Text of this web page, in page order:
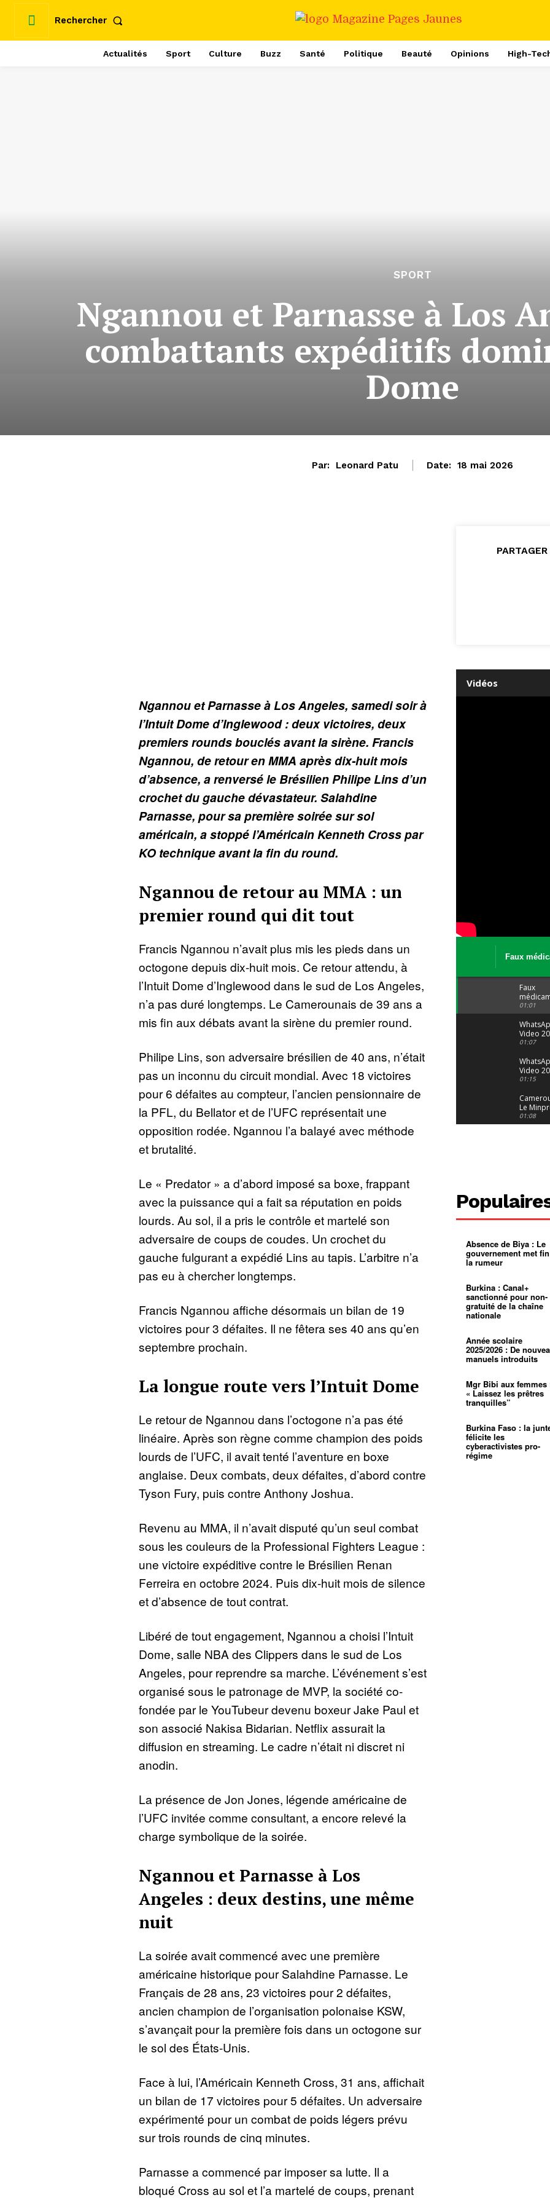
Rechercher
Actualités Sport Culture Buzz Santé Politique Beauté Opinions High-
SPORT
Ngannou et Parnasse à Los
combattants expéditifs
Dome
Par: Leonard Patu Date: 18 mai 2026
Ngannou et Parnasse à Los Angeles, samedi soir à
l’Intuit Dome d’Inglewood : deux victoires, deux
premiers rounds bouclés avant la sirène. Francis
Ngannou, de retour en MMA après dix-huit mois
d’absence, a renversé le Brésilien Philipe Lins d’un
crochet du gauche dévastateur. Salahdine
Parnasse, pour sa première soirée sur sol
américain, a stoppé l’Américain Kenneth Cross par
KO technique avant la fin du round.
Ngannou de retour au MMA : un
premier round qui dit tout
Francis Ngannou n’avait plus mis les pieds dans un
octogone depuis dix-huit mois. Ce retour attendu, à
l’Intuit Dome d’Inglewood dans le sud de Los Angeles,
n’a pas duré longtemps. Le Camerounais de 39 ans a
mis fin aux débats avant la sirène du premier round.
Philipe Lins, son adversaire brésilien de 40 ans, n’était
pas un inconnu du circuit mondial. Avec 18 victoires
pour 6 défaites au compteur, l’ancien pensionnaire de
la PFL, du Bellator et de l’UFC représentait une
opposition rodée. Ngannou l’a balayé avec méthode
et brutalité.
Le « Predator » a d’abord imposé sa boxe, frappant
avec la puissance qui a fait sa réputation en poids
lourds. Au sol, il a pris le contrôle et martelé son
adversaire de coups de coudes. Un crochet du
gauche fulgurant a expédié Lins au tapis. L’arbitre n’a
pas eu à chercher longtemps.
Francis Ngannou affiche désormais un bilan de 19
victoires pour 3 défaites. Il ne fêtera ses 40 ans qu’en
septembre prochain.
La longue route vers l’Intuit Dome
Le retour de Ngannou dans l’octogone n’a pas été
linéaire. Après son règne comme champion des poids
lourds de l’UFC, il avait tenté l’aventure en boxe
anglaise. Deux combats, deux défaites, d’abord contre
Tyson Fury, puis contre Anthony Joshua.
Revenu au MMA, il n’avait disputé qu’un seul combat
sous les couleurs de la Professional Fighters League :
une victoire expéditive contre le Brésilien Renan
Ferreira en octobre 2024. Puis dix-huit mois de silence
et d’absence de tout contrat.
Libéré de tout engagement, Ngannou a choisi l’Intuit
Dome, salle NBA des Clippers dans le sud de Los
Angeles, pour reprendre sa marche. L’événement s’est
organisé sous le patronage de MVP, la société co-
fondée par le YouTubeur devenu boxeur Jake Paul et
son associé Nakisa Bidarian. Netflix assurait la
diffusion en streaming. Le cadre n’était ni discret ni
anodin.
La présence de Jon Jones, légende américaine de
l’UFC invitée comme consultant, a encore relevé la
charge symbolique de la soirée.
Ngannou et Parnasse à Los
Angeles : deux destins, une même
nuit
La soirée avait commencé avec une première
américaine historique pour Salahdine Parnasse. Le
Français de 28 ans, 23 victoires pour 2 défaites,
ancien champion de l’organisation polonaise KSW,
s’avançait pour la première fois dans un octogone sur
le sol des États-Unis.
Face à lui, l’Américain Kenneth Cross, 31 ans, affichait
un bilan de 17 victoires pour 5 défaites. Un adversaire
expérimenté pour un combat de poids légers prévu
sur trois rounds de cinq minutes.
Parnasse a commencé par imposer sa lutte. Il a
bloqué Cross au sol et l’a martelé de coups, prenant
PARTAGER
Vidéos
Faux
Le trafic
Faux
: Le trafic
porte
malgré
01:01
Video
04 at 15
01:07
Video
29 at 12
01:15
Le
alerte
dérives
01:08
grandes
pluies
Échec au
Le père
pasteur
L’État
d’or
Croyance
religieuse
Entre
bricolage
mentale
01:12
mettra-t-
au
Absence de Biya : Le
gouvernement met
la rumeur
Burkina : Canal+
sanctionné pour non-
gratuité de la chaîne
nationale
Année scolaire
2025/2026 : De
manuels introduits
Mgr Bibi aux femmes
« Laissez les prêtres
tranquilles”
Burkina Faso : la
félicite les
cyberactivistes pro-
régime